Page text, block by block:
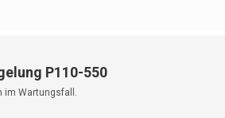
P110-550
Wartungsfall.